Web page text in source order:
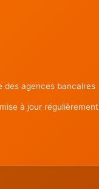
des agences bancaires
à jour régulièrement